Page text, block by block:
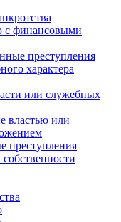
с финансовыми
преступления
характера
или служебных
властью или
преступления